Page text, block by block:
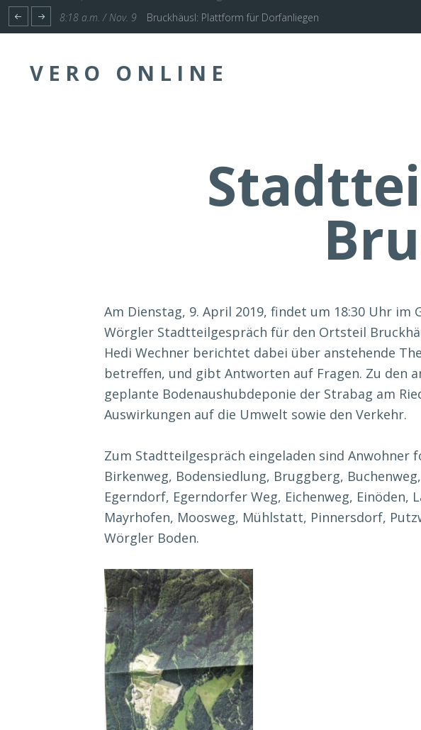
1:17 p.m. / Nov. 4 Start für Planung Hochwasserschutz Unterinntal
VERO ONLINE
Am Dienstag, 9. April 2019, findet um 18:30 Uhr im
Wörgler Stadtteilgespräch für den Ortsteil
Hedi Wechner berichtet dabei über anstehende
betreffen, und gibt Antworten auf Fragen. Zu den
geplante Bodenaushubdeponie der Strabag am
Auswirkungen auf die Umwelt sowie den Verkehr.
Zum Stadtteilgespräch eingeladen sind Anwohner
Birkenweg, Bodensiedlung, Bruggberg,
Egerndorf, Egerndorfer Weg, Eichenweg, Einöden,
Mayrhofen, Moosweg, Mühlstatt, Pinnersdorf,
Wörgler Boden.